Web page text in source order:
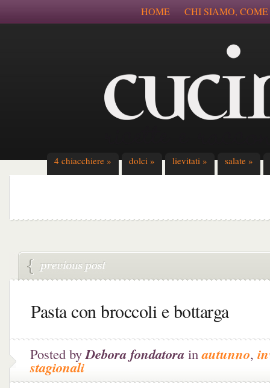
HOME CHI SIAMO,
4 chiacchiere » dolci » lievitati » salate »
Pasta con broccoli e bottarga
Posted byDebora fondatora inautunno,
stagionali